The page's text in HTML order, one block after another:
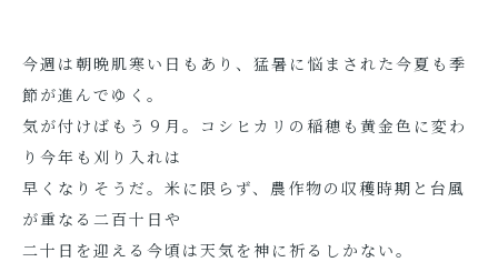
今週は朝晩肌寒い日もあり、猛暑に悩まされた今夏も季
節が進んでゆく。
気が付けばもう９月。コシヒカリの稲穂も黄金色に変わ
り今年も刈り入れは
早くなりそうだ。米に限らず、農作物の収穫時期と台風
が重なる二百十日や
二十日を迎える今頃は天気を神に祈るしかない。